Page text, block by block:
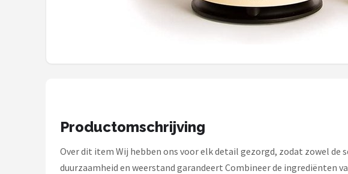
Philips
Productomschrijving
Over dit item Wij hebben ons voor elk detail gezorgd, zodat zowel de
duurzaamheid en weerstand garandeert Combineer de ingrediënten